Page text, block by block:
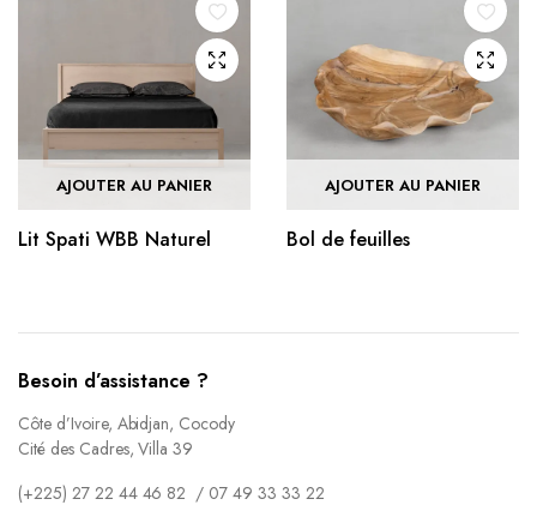
AJOUTER AU PANIER
Lit Spati WBB Naturel
AJOUTER AU PANIER
Bol de feuilles
Besoin d’assistance ?
Côte d’Ivoire, Abidjan, Cocody
Cité des Cadres, Villa 39
(+225) 27 22 44 46 82 / 07 49 33 33 22